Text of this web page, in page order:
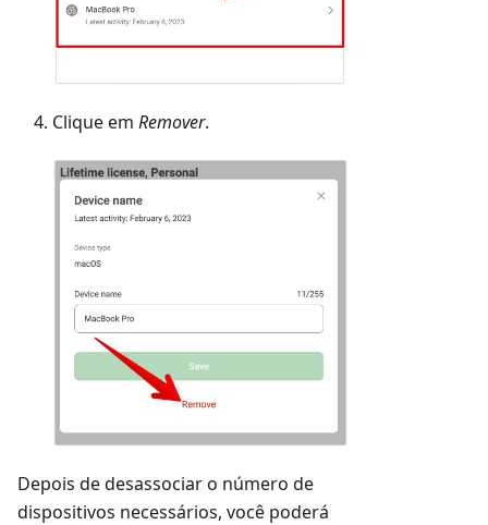
Clique em Remover.
Depois de desassociar o número de
dispositivos necessários, você poderá